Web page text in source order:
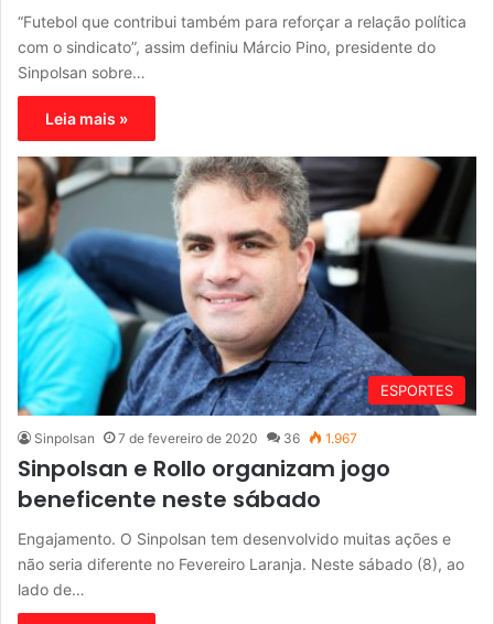
“Futebol que contribui também para reforçar a relação política
com o sindicato”, assim definiu Márcio Pino, presidente do
Sinpolsan sobre…
Leia mais »
ESPORTES
Sinpolsan 7 de fevereiro de 2020 36 1.967
Sinpolsan e Rollo organizam jogo
beneficente neste sábado
Engajamento. O Sinpolsan tem desenvolvido muitas ações e
não seria diferente no Fevereiro Laranja. Neste sábado (8), ao
lado de…